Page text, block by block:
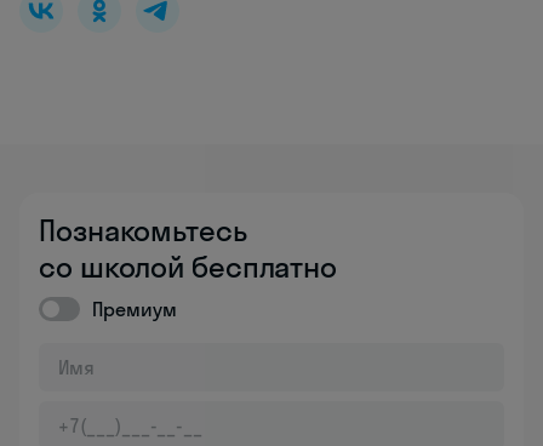
Познакомьтесь
со школой бесплатно
Премиум